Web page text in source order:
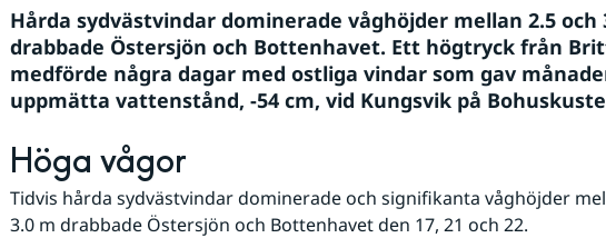
Hårda sydvästvindar dominerade våghöjder mellan 2.5 och
drabbade Östersjön och Bottenhavet. Ett högtryck från
medförde några dagar med ostliga vindar som gav
uppmätta vattenstånd, -54 cm, vid Kungsvik på
Höga vågor
Tidvis hårda sydvästvindar dominerade och signifikanta våghöjder
3.0 m drabbade Östersjön och Bottenhavet den 17, 21 och 22.